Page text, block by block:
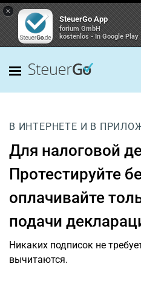
×
SteuerGo App
forium GmbH
kostenlos - In Google Play
В ИНТЕРНЕТЕ И В
Для налоговой
Протестируйте
оплачивайте
подачи
Никаких подписок не
вычитаются.